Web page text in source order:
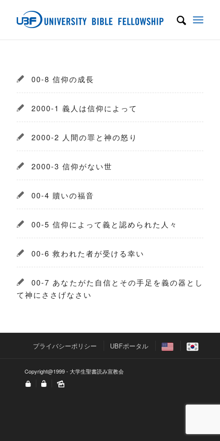
00-8 信仰の成長
2000-1 義人は信仰によって
2000-2 人間の罪と神の怒り
2000-3 信仰がない世
00-4 贖いの福音
00-5 信仰によって義と認められた人々
00-6 救われた者が受ける幸い
00-7 あなたがた自信とその手足を義の器とし
て神にささげなさい
プライバシーポリシー UBFポータル
Copyright@1999 - 大学生聖書読み宣教会